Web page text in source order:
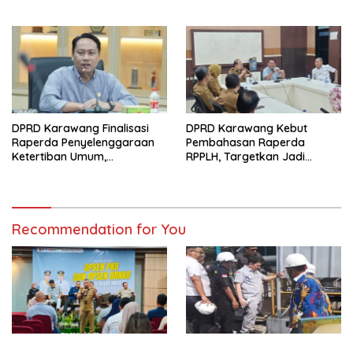
DPRD Karawang Finalisasi
Raperda Penyelenggaraan
Ketertiban Umum,
DPRD Karawang Kebut
Pembahasan Raperda
RPPLH, Targetkan Jadi
Recommendation for You